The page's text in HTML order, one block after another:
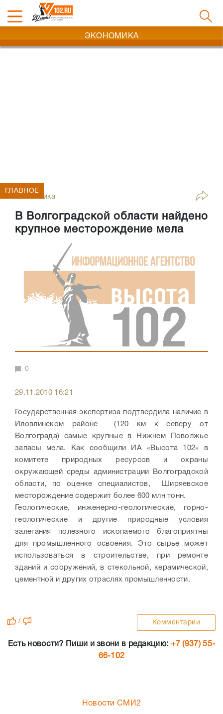
ЭКОНОМИКА
Экономика
В Волгоградской области найдено
крупное месторождение мела
ГЛАВНОЕ
0
29.11.2010 16:21
Государственная экспертиза подтвердила наличие в
Иловлинском районе (120 км к северу от
Волгограда) самые крупные в Нижнем Поволжье
запасы мела. Как сообщили ИА «Высота 102» в
комитете природных ресурсов и охраны
окружающей среды администрации Волгоградской
области, по оценке специалистов, Ширяевское
месторождение содержит более 600 млн тонн.
Геологические, инженерно-геологические, горно-
геологические и другие природные условия
залегания полезного ископаемого благоприятны
для промышленного освоения. Это сырье может
использоваться в строительстве, при ремонте
зданий и сооружений, в стекольной, керамической,
цементной и других отраслях промышленности.
/ Комментарии
Есть новости? Пиши и звони в редакцию: +7 (937) 55-
66-102
Новости СМИ2